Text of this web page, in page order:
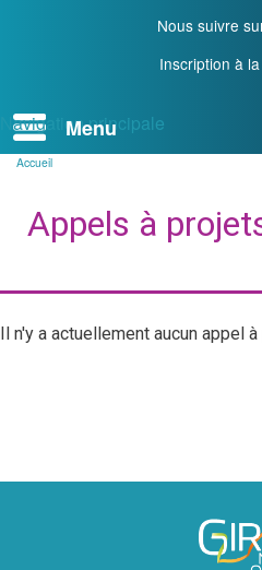
Nous suivre
Inscription à
Navigation principale
Accueil
Appels à
Il n'y a actuellement aucun appel